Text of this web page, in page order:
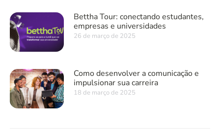
Bettha Tour: conectando estudantes,
empresas e universidades
26 de março de 2025
Como desenvolver a comunicação e
impulsionar sua carreira
18 de março de 2025